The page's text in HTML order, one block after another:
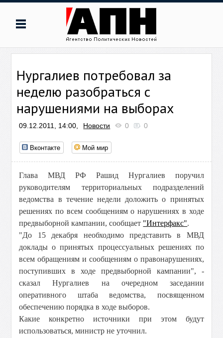
Нургалиев потребовал за
неделю разобраться с
нарушениями на выборах
09.12.2011, 14:00, Новости 0 0
Вконтакте Мой мир
Глава МВД РФ Рашид Нургалиев поручил
руководителям территориальных подразделений
ведомства в течение недели доложить о принятых
решениях по всем сообщениям о нарушениях в ходе
предвыборной кампании, сообщает "Интерфакс".
"До 15 декабря необходимо представить в МВД
доклады о принятых процессуальных решениях по
всем обращениям и сообщениям о правонарушениях,
поступивших в ходе предвыборной кампании", -
сказал Нургалиев на очередном заседании
оперативного штаба ведомства, посвященном
обеспечению порядка в ходе выборов.
Какие конкретно источники при этом будут
использоваться, министр не уточнил.